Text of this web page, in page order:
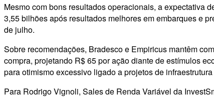
Mesmo com bons resultados operacionais, a expectativa
3,55 bilhões após resultados melhores em embarques e
de julho.
Sobre recomendações, Bradesco e Empiricus mantêm
compra, projetando R$ 65 por ação diante de estímulos
para otimismo excessivo ligado a projetos de
Para Rodrigo Vignoli, Sales de Renda Variável da